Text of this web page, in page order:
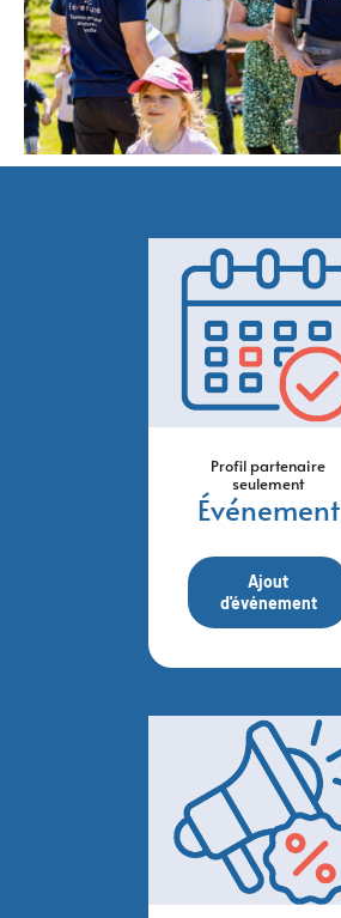
Profil partenaire
seulement
Événement
Ajout
d'événement